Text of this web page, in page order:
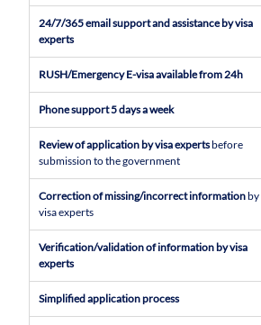
24/7/365 email support and assistance by visa
experts
RUSH/Emergency E-visa available from 24h
Phone support 5 days a week
Review of application by visa expertsbefore
submission to the government
Correction of missing/incorrect informationby
visa experts
Verification/validation of information by visa
experts
Simplified application process